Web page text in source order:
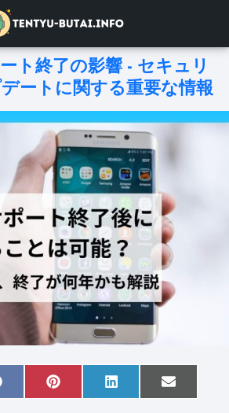
ト終了の影響 - セキュリ
ートに関する重要な情報
S
h
F
a
S
h
P
i
S
h
L
i
S
h
E
m